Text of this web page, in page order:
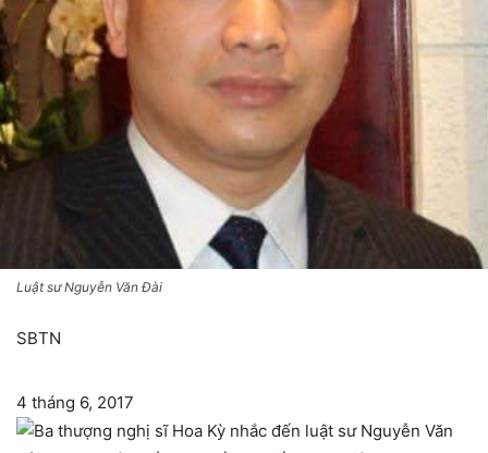
Luật sư Nguyễn Văn Đài
SBTN
4 tháng 6, 2017